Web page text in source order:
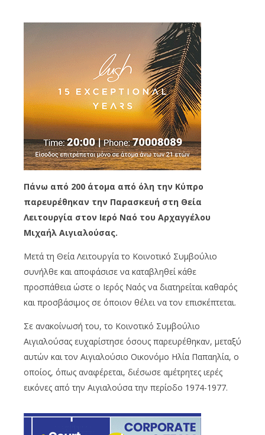
Πάνω από 200 άτομα από όλη την Κύπρο
παρευρέθηκαν την Παρασκευή στη Θεία
Λειτουργία στον Ιερό Ναό του Αρχαγγέλου
Μιχαήλ Αιγιαλούσας.
Μετά τη Θεία Λειτουργία το Κοινοτικό Συμβούλιο
συνήλθε και αποφάσισε να καταβληθεί κάθε
προσπάθεια ώστε ο Ιερός Ναός να διατηρείται καθαρός
και προσβάσιμος σε όποιον θέλει να τον επισκέπτεται.
Σε ανακοίνωσή του, το Κοινοτικό Συμβούλιο
Αιγιαλούσας ευχαρίστησε όσους παρευρέθηκαν, μεταξύ
αυτών και τον Αιγιαλούσιο Οικονόμο Ηλία Παπαηλία, ο
οποίος, όπως αναφέρεται, διέσωσε αμέτρητες ιερές
εικόνες από την Αιγιαλούσα την περίοδο 1974-1977.